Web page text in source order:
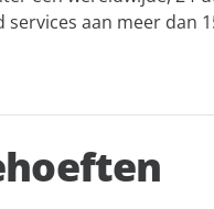
aan meer dan